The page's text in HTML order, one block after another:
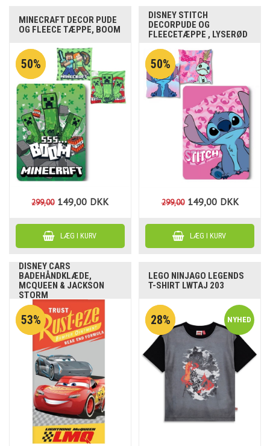
MINECRAFT DECOR PUDE
OG FLEECE TÆPPE, BOOM
50%
299,00 149,00 DKK
DISNEY STITCH
DECORPUDE OG
FLEECETÆPPE , LYSERØD
50%
299,00 149,00 DKK
DISNEY CARS
BADEHÅNDKLÆDE,
MCQUEEN & JACKSON
STORM
53%
LEGO NINJAGO LEGENDS
T-SHIRT LWTAJ 203
28%